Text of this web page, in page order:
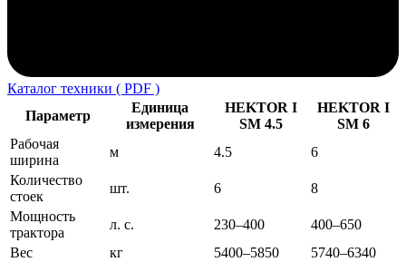
Каталог техники ( PDF )
Параметр
Единица
измерения
HEKTOR I
SM 4.5
HEKTOR I
SM 6
Рабочая
ширина
м 4.5
6
Количество
стоек
шт. 6
8
Мощность
трактора
л. с. 230–400
400–650
Вес
кг 5400–5850 5740–6340